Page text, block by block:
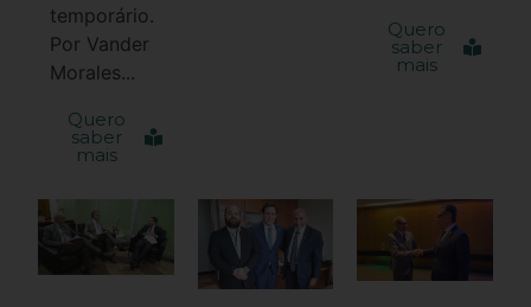
temporário.
Por Vander
Morales...
Quero
saber
mais
Quero
saber
mais